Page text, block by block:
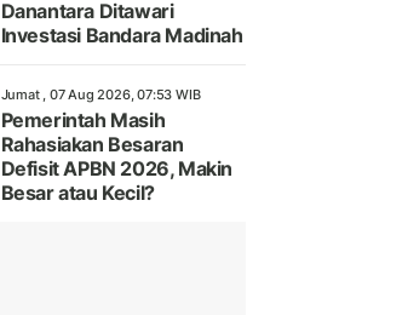
Danantara Ditawari
Investasi Bandara Madinah
Jumat , 07 Aug 2026, 07:53 WIB
Pemerintah Masih
Rahasiakan Besaran
Defisit APBN 2026, Makin
Besar atau Kecil?